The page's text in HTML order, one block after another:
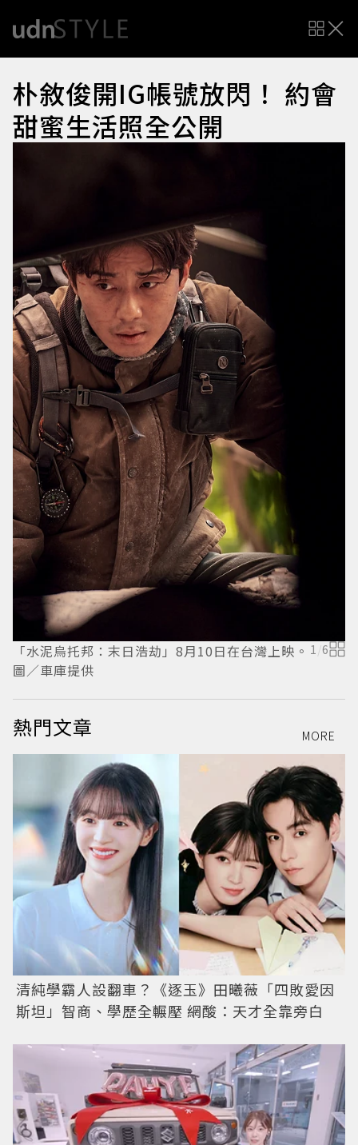
朴敘俊開IG帳號放閃！ 約會
甜蜜生活照全公開
「水泥烏托邦：末日浩劫」8月10日在台灣上映。
圖／車庫提供
1/6
熱門文章 MORE
清純學霸人設翻車？《逐玉》田曦薇「四敗愛因
斯坦」智商、學歷全輾壓 網酸：天才全靠旁白